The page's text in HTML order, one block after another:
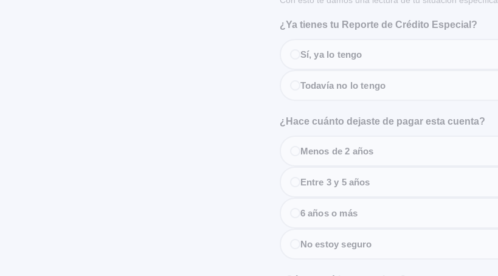
¿Ya tienes tu Reporte de Crédito Especial?
Sí, ya lo tengo
Todavía no lo tengo
¿Hace cuánto dejaste de pagar esta cuenta?
Menos de 2 años
Entre 3 y 5 años
6 años o más
No estoy seguro